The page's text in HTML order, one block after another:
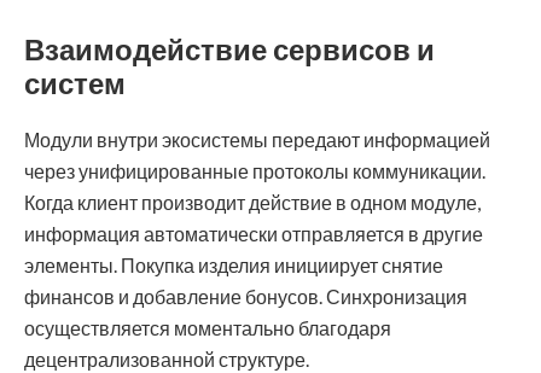
Взаимодействие сервисов и
систем
Модули внутри экосистемы передают информацией
через унифицированные протоколы коммуникации.
Когда клиент производит действие в одном модуле,
информация автоматически отправляется в другие
элементы. Покупка изделия инициирует снятие
финансов и добавление бонусов. Синхронизация
осуществляется моментально благодаря
децентрализованной структуре.